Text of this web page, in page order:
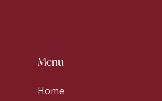
Menu
Home